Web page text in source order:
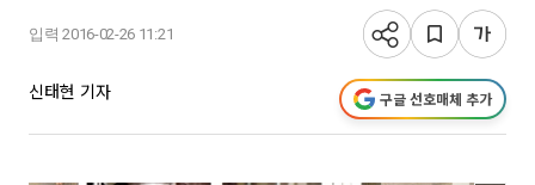
입력 2016-02-26 11:21
신태현 기자 구글 선호매체 추가